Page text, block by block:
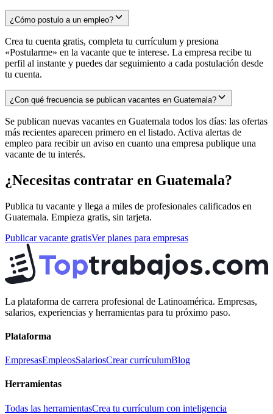
¿Cómo postulo a un empleo?
Crea tu cuenta gratis, completa tu currículum y presiona
«Postularme» en la vacante que te interese. La empresa recibe tu
perfil al instante y puedes dar seguimiento a cada postulación desde
tu cuenta.
¿Con qué frecuencia se publican vacantes en Guatemala?
Se publican nuevas vacantes en Guatemala todos los días: las ofertas
más recientes aparecen primero en el listado. Activa alertas de
empleo para recibir un aviso en cuanto una empresa publique una
vacante de tu interés.
¿Necesitas contratar en Guatemala?
Publica tu vacante y llega a miles de profesionales calificados en
Guatemala. Empieza gratis, sin tarjeta.
Publicar vacante gratisVer planes para empresas
La plataforma de carrera profesional de Latinoamérica. Empresas,
salarios, experiencias y herramientas para tu próximo paso.
Plataforma
EmpresasEmpleosSalariosCrear currículumBlog
Herramientas
Todas las herramientasCrea tu currículum con inteligencia